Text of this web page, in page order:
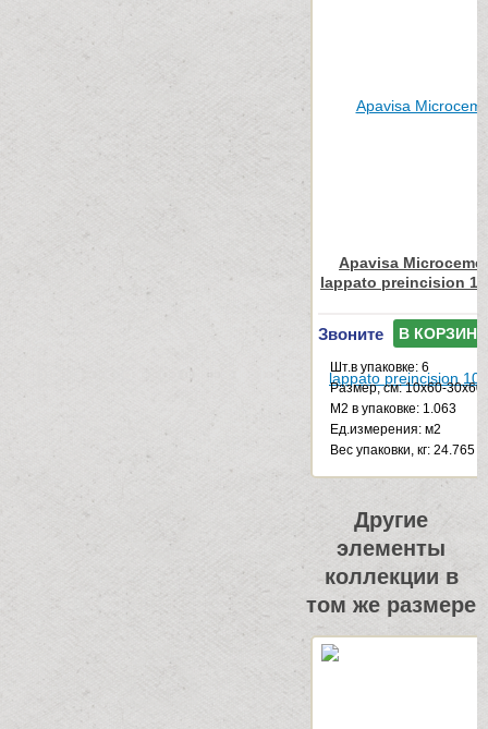
Apavisa
lappato preincision
Звоните В КОРЗИНУ
Шт.в упаковке: 6
Размер, см: 10x60-30x60
М2 в упаковке: 1.063
Ед.измерения: м2
Веc упаковки, кг: 24.765
Другие
элементы
коллекции в
том же размере